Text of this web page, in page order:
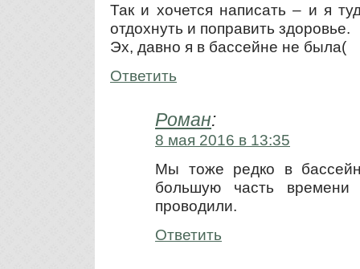
Так и хочется написать – и я
отдохнуть и поправить здоровье.
Эх, давно я в бассейне не была(
Ответить
Роман:
8 мая 2016 в 13:35
Мы тоже редко в
большую часть
проводили.
Ответить